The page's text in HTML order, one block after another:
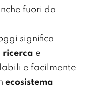
fuori da
significa
ricerca e
e facilmente
ecosistema